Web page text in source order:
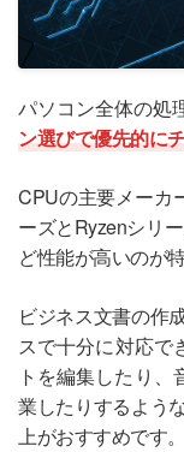
パソコン全体の処
ン選びで優先的に
CPUの主要メーカ
ーズとRyzenシリ
ど性能が高いのが特
ビジネス文書の作
スで十分に対応で
トを編集したり
業したりするよう
上がおすすめです。